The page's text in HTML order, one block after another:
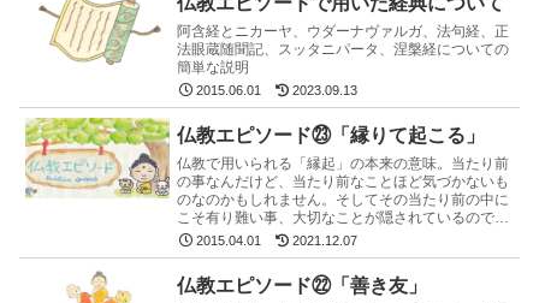
阿含経とニカーヤ、ウダーナヴァルガ、法句経、正
法眼蔵随聞記、スッタニパータ、涅槃経についての
簡単な説明
2015.06.01 2023.09.13
仏教エピソード㉓「縁りて起こる」
仏教で用いられる「縁起」の本来の意味。当たり前
の事なんだけど、当たり前なことほど気づかないも
のなのかもしれません。そしてその当たり前の中に
こそ有り難い事、大切なことが隠されているのでし
ょう。そう思える根拠がこの話の中にあります。
2015.04.01 2021.12.07
仏教エピソード㉒「善き友」